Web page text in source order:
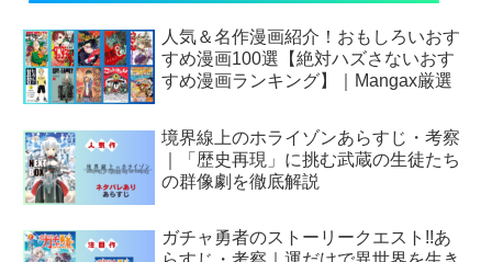
人気＆名作漫画紹介！おもしろいおす
すめ漫画100選【絶対ハズさないおす
すめ漫画ランキング】｜Mangax厳選
境界線上のホライゾンあらすじ・考察
｜「歴史再現」に挑む武蔵の生徒たち
の群像劇を徹底解説
ガチャ勇者のストーリークエスト!!あ